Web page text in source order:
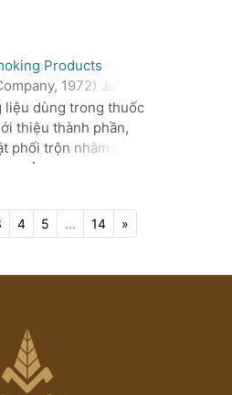
Products
1972) John C.
;Edward Bernasek
liệu dùng trong thuốc
thiệu thành phần,
phối trộn nhằm cải
cảm quan.
4 5 ... 14 »